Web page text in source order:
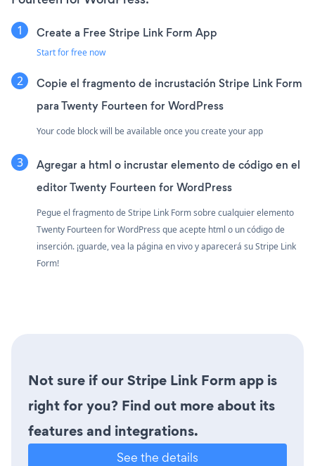
Create a Free Stripe Link Form App
Start for free now
Copie el fragmento de incrustación Stripe Link Form
para Twenty Fourteen for WordPress
Your code block will be available once you create your app
Agregar a html o incrustar elemento de código en el
editor Twenty Fourteen for WordPress
Pegue el fragmento de Stripe Link Form sobre cualquier elemento
Twenty Fourteen for WordPress que acepte html o un código de
inserción. ¡guarde, vea la página en vivo y aparecerá su Stripe Link
Form!
Not sure if our Stripe Link Form app is
right for you? Find out more about its
features and integrations.
See the details